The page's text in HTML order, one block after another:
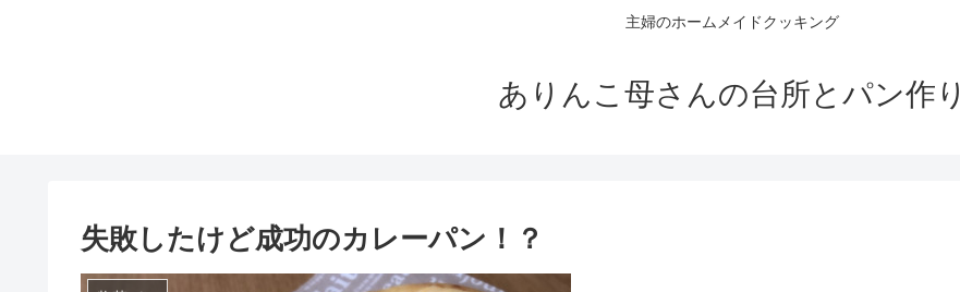
主婦のホームメイドクッキング
ありんこ母さんの台所とパン作り
失敗したけど成功のカレーパン！？